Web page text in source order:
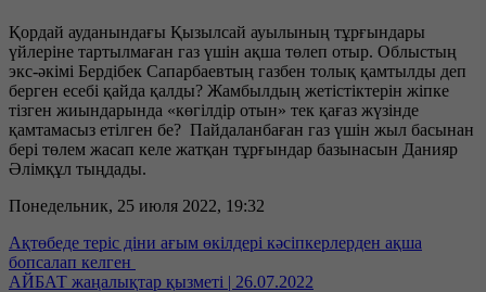
Қордай ауданындағы Қызылсай ауылының тұрғындары
үйлеріне тартылмаған газ үшін ақша төлеп отыр. Облыстың
экс-әкімі Бердібек Сапарбаевтың газбен толық қамтылды деп
берген есебі қайда қалды? Жамбылдың жетістіктерін жіпке
тізген жиындарында «көгілдір отын» тек қағаз жүзінде
қамтамасыз етілген бе? Пайдаланбаған газ үшін жыл басынан
бері төлем жасап келе жатқан тұрғындар базынасын Данияр
Әлімқұл тыңдады.
Понедельник, 25 июля 2022, 19:32
Ақтөбеде теріс діни ағым өкілдері кәсіпкерлерден ақша
бопсалап келген
АЙБАТ жаңалықтар қызметі | 26.07.2022